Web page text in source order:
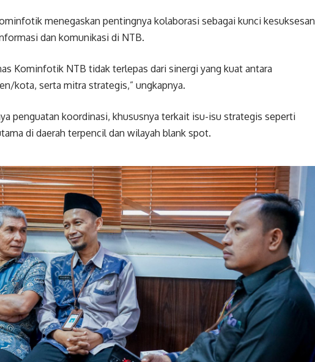
menegaskan pentingnya kolaborasi sebagai kunci kesuksesan
dan komunikasi di NTB.
Kominfotik NTB tidak terlepas dari sinergi yang kuat antara
kota, serta mitra strategis,” ungkapnya.
penguatan koordinasi, khususnya terkait isu-isu strategis seperti
di daerah terpencil dan wilayah blank spot.